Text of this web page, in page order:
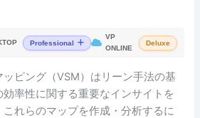
Professional
VP
ONLINE
Deluxe
ピング（VSM）はリーン手法の基
率性に関する重要なインサイトを
れらのマップを作成・分析するに